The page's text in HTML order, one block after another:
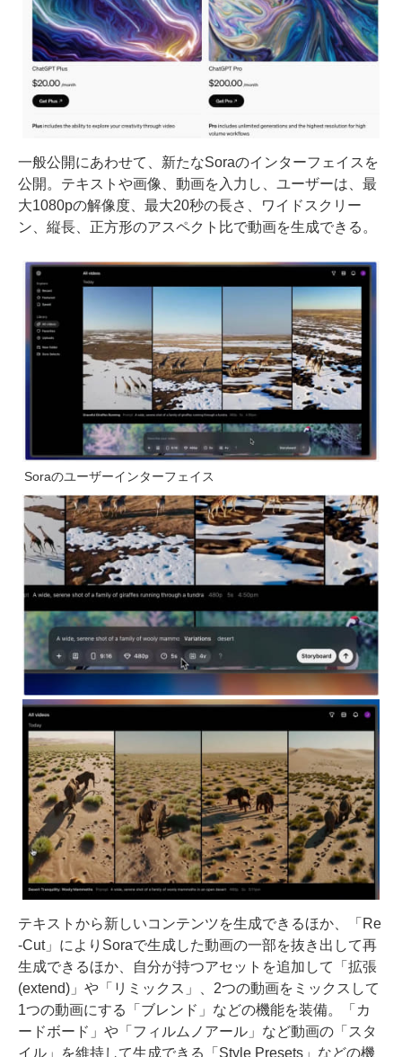
一般公開にあわせて、新たなSoraのインターフェイスを
公開。テキストや画像、動画を入力し、ユーザーは、最
大1080pの解像度、最大20秒の長さ、ワイドスクリー
ン、縦長、正方形のアスペクト比で動画を生成できる。
Soraのユーザーインターフェイス
テキストから新しいコンテンツを生成できるほか、「Re
-Cut」によりSoraで生成した動画の一部を抜き出して再
生成できるほか、自分が持つアセットを追加して「拡張
(extend)」や「リミックス」、2つの動画をミックスして
1つの動画にする「ブレンド」などの機能を装備。「カ
ードボード」や「フィルムノアール」など動画の「スタ
イル」を維持して生成できる「Style Presets」などの機